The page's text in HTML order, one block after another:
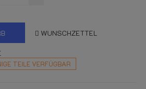
WUNSCHZETTEL
TEILE VERFÜGBAR